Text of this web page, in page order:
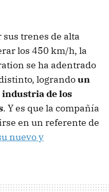
trenes de alta
los 450 km/h, la
se ha adentrado
lograndoun
de los
. Y es que la compañía
en un referente de
nuevo y